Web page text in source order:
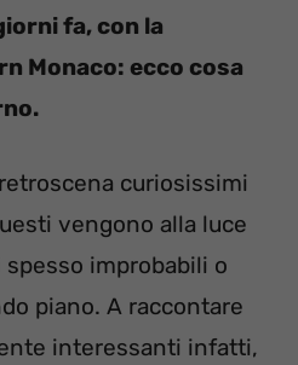
fa, con la
Monaco: ecco cosa
curiosissimi
vengono alla luce
improbabili o
piano. A raccontare
interessanti infatti,